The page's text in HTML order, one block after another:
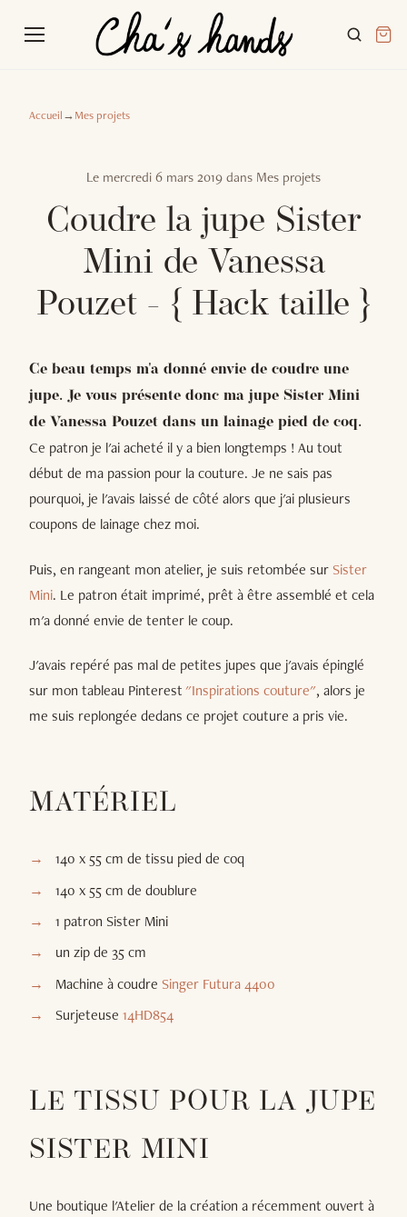
Accueil→Mes projets
Le mercredi 6 mars 2019 dans Mes projets
Coudre la jupe Sister
Mini de Vanessa
Pouzet - { Hack taille }
Ce beau temps m'a donné envie de coudre une
jupe. Je vous présente donc ma jupe Sister Mini
de Vanessa Pouzet dans un lainage pied de coq.
Ce patron je l'ai acheté il y a bien longtemps ! Au tout
début de ma passion pour la couture. Je ne sais pas
pourquoi, je l'avais laissé de côté alors que j'ai plusieurs
coupons de lainage chez moi.
Puis, en rangeant mon atelier, je suis retombée surSister
Mini. Le patron était imprimé, prêt à être assemblé et cela
m'a donné envie de tenter le coup.
J'avais repéré pas mal de petites jupes que j'avais épinglé
sur mon tableau Pinterest"Inspirations couture", alors je
me suis replongée dedans ce projet couture a pris vie.
MATÉRIEL
140 x 55 cm de tissu pied de coq
140 x 55 cm de doublure
1 patron Sister Mini
un zip de 35 cm
Machine à coudre Singer Futura 4400
Surjeteuse 14HD854
LE TISSU POUR LA JUPE
SISTER MINI
Une boutique l'Atelier de la création a récemment ouvert à